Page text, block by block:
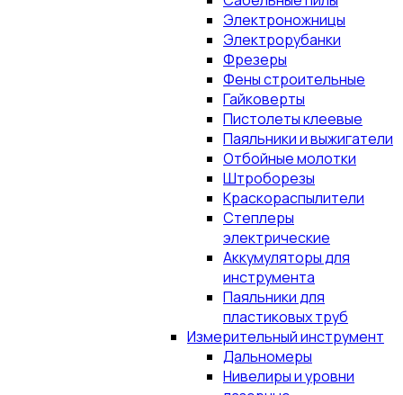
Электроножницы
Электрорубанки
Фрезеры
Фены строительные
Гайковерты
Пистолеты клеевые
Паяльники и выжигатели
Отбойные молотки
Штроборезы
Краскораспылители
Степлеры
электрические
Аккумуляторы для
инструмента
Паяльники для
пластиковых труб
Измерительный инструмент
Дальномеры
Нивелиры и уровни